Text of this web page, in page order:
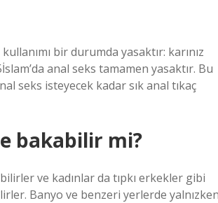
bir durumda yasaktır: karınız
anal seks tamamen yasaktır. Bu
seks isteyecek kadar sık ​​anal tıkaç
bakabilir mi?
ve kadınlar da tıpkı erkekler gibi
Banyo ve benzeri yerlerde